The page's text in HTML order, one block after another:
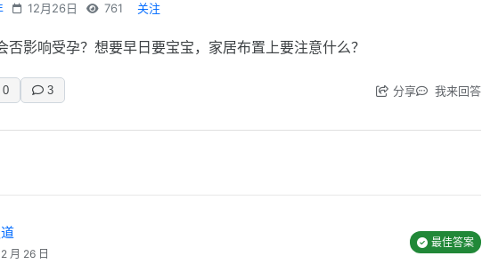
12月26日 761 关注
否影响受孕？想要早日要宝宝，家居布置上要注意什么？
0 3 分享 我来回答
月 26 日
最佳答案